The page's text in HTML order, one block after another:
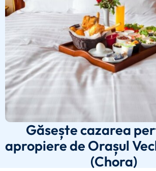
Găsește cazarea
apropiere de Orașul
(Chora)